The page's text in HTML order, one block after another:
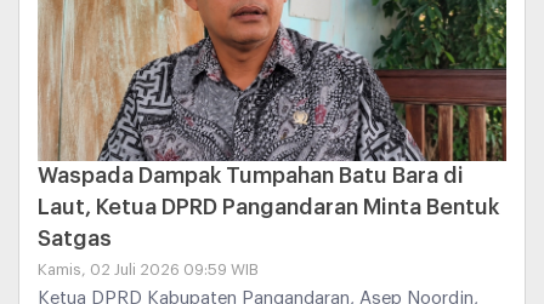
Waspada Dampak Tumpahan Batu Bara di
Laut, Ketua DPRD Pangandaran Minta Bentuk
Satgas
Kamis, 02 Juli 2026 09:59 WIB
Ketua DPRD Kabupaten Pangandaran, Asep Noordin,